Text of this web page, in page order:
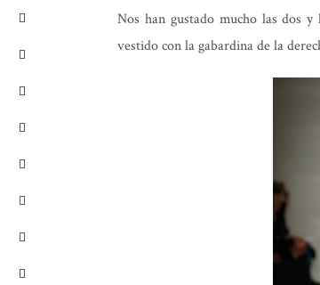
Nos han gustado mucho las dos
vestido con la gabardina de la